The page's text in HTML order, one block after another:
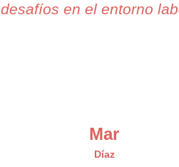
desafíos en el entorno
Mar
Díaz